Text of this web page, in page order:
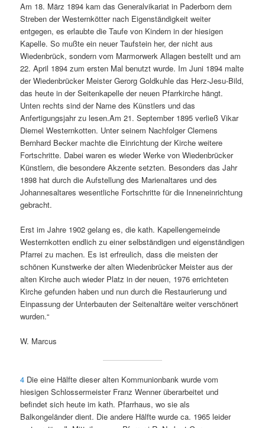
Am 18. März 1894 kam das Generalvikariat in Paderborn dem
Streben der Westernkötter nach Eigenständigkeit weiter
entgegen, es erlaubte die Taufe von Kindern in der hiesigen
Kapelle. So mußte ein neuer Taufstein her, der nicht aus
Wiedenbrück, sondern vom Marmorwerk Allagen bestellt und am
22. April 1894 zum ersten Mal benutzt wurde. Im Juni 1894 malte
der Wiedenbrücker Meister Gerorg Goldkuhle das Herz-Jesu-Bild,
das heute in der Seitenkapelle der neuen Pfarrkirche hängt.
Unten rechts sind der Name des Künstlers und das
Anfertigungsjahr zu lesen.Am 21. September 1895 verließ Vikar
Diemel Westernkotten. Unter seinem Nachfolger Clemens
Bernhard Becker machte die Einrichtung der Kirche weitere
Fortschritte. Dabei waren es wieder Werke von Wiedenbrücker
Künstlern, die besondere Akzente setzten. Besonders das Jahr
1898 hat durch die Aufstellung des Marienaltares und des
Johannesaltares wesentliche Fortschritte für die Inneneinrichtung
gebracht.
Erst im Jahre 1902 gelang es, die kath. Kapellengemeinde
Westernkotten endlich zu einer selbständigen und eigenständigen
Pfarrei zu machen. Es ist erfreulich, dass die meisten der
schönen Kunstwerke der alten Wiedenbrücker Meister aus der
alten Kirche auch wieder Platz in der neuen, 1976 errichteten
Kirche gefunden haben und nun durch die Restaurierung und
Einpassung der Unterbauten der Seitenaltäre weiter verschönert
wurden.“
W. Marcus
4 Die eine Hälfte dieser alten Kommunionbank wurde vom
hiesigen Schlossermeister Franz Wenner überarbeitet und
befindet sich heute im kath. Pfarrhaus, wo sie als
Balkongeländer dient. Die andere Hälfte wurde ca. 1965 leider